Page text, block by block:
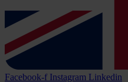
Facebook-f Instagram Linkedin